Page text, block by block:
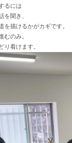
るには
を聞き、
を描けるかがカギです。
むのみ。
り着けます。